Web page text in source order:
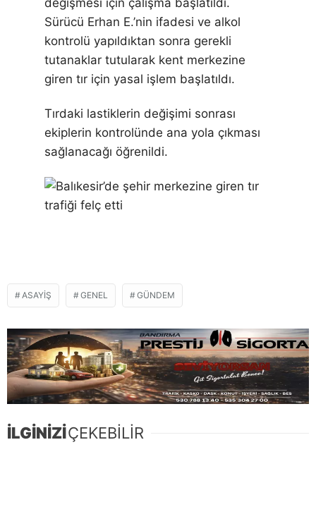
Sürücü Erhan E.’nin ifadesi ve alkol
kontrolü yapıldıktan sonra gerekli
tutanaklar tutularak kent merkezine
giren tır için yasal işlem başlatıldı.
Tırdaki lastiklerin değişimi sonrası
ekiplerin kontrolünde ana yola çıkması
sağlanacağı öğrenildi.
ASAYIŞ GENEL GÜNDEM
İLGİNİZİÇEKEBİLİR